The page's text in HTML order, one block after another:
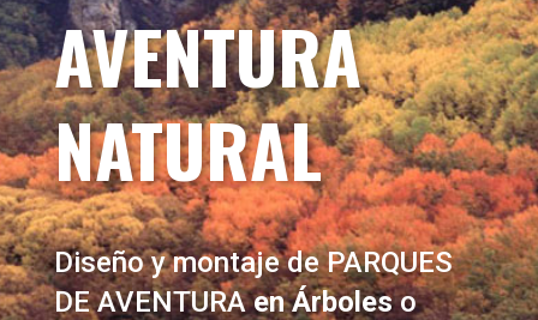
AVENTURA
NATURAL
Diseño y montaje de PARQUES
DE AVENTURAen Árboleso